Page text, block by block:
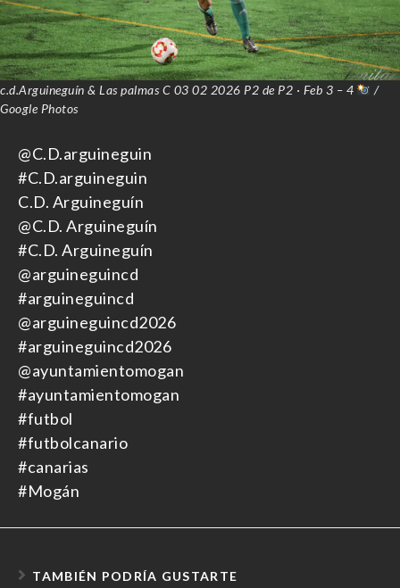
c.d.Arguineguín & Las palmas C 03 02 2026 P2 de P2 · Feb 3 – 4
/
Google Photos
@C.D.arguineguin
#C.D.arguineguin
C.D. Arguineguín
@C.D. Arguineguín
#C.D. Arguineguín
@arguineguincd
#arguineguincd
@arguineguincd2026
#arguineguincd2026
@ayuntamientomogan
#ayuntamientomogan
#futbol
#futbolcanario
#canarias
#Mogán
TAMBIÉN PODRÍA GUSTARTE